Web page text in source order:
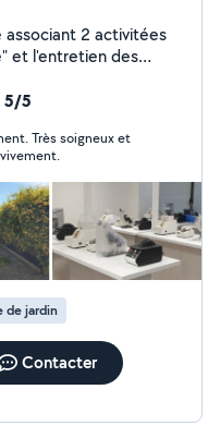
associant 2 activitées
et l'entretien des
5/5
Très soigneux et
de jardin
Contacter